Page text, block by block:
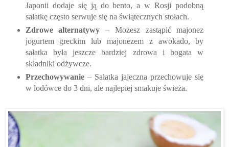
Japonii dodaje się ją do bento, a w Rosji podobną
sałatkę często serwuje się na świątecznych stołach.
Zdrowe alternatywy – Możesz zastąpić majonez
jogurtem greckim lub majonezem z awokado, by
sałatka była jeszcze bardziej zdrowa i bogata w
składniki odżywcze.
Przechowywanie– Sałatka jajeczna przechowuje się
w lodówce do 3 dni, ale najlepiej smakuje świeża.